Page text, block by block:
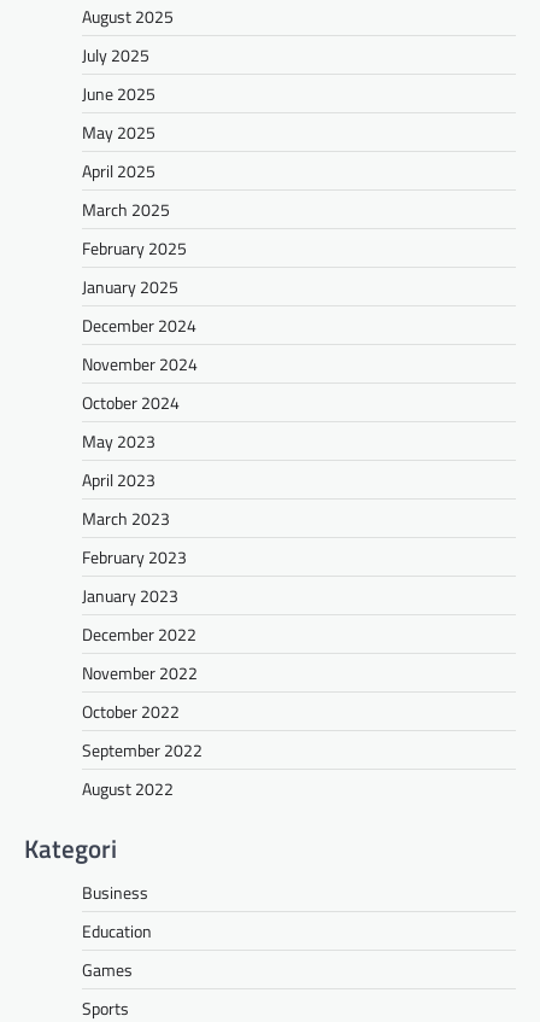
August 2025
July 2025
June 2025
May 2025
April 2025
March 2025
February 2025
January 2025
December 2024
November 2024
October 2024
May 2023
April 2023
March 2023
February 2023
January 2023
December 2022
November 2022
October 2022
September 2022
August 2022
Kategori
Business
Education
Games
Sports